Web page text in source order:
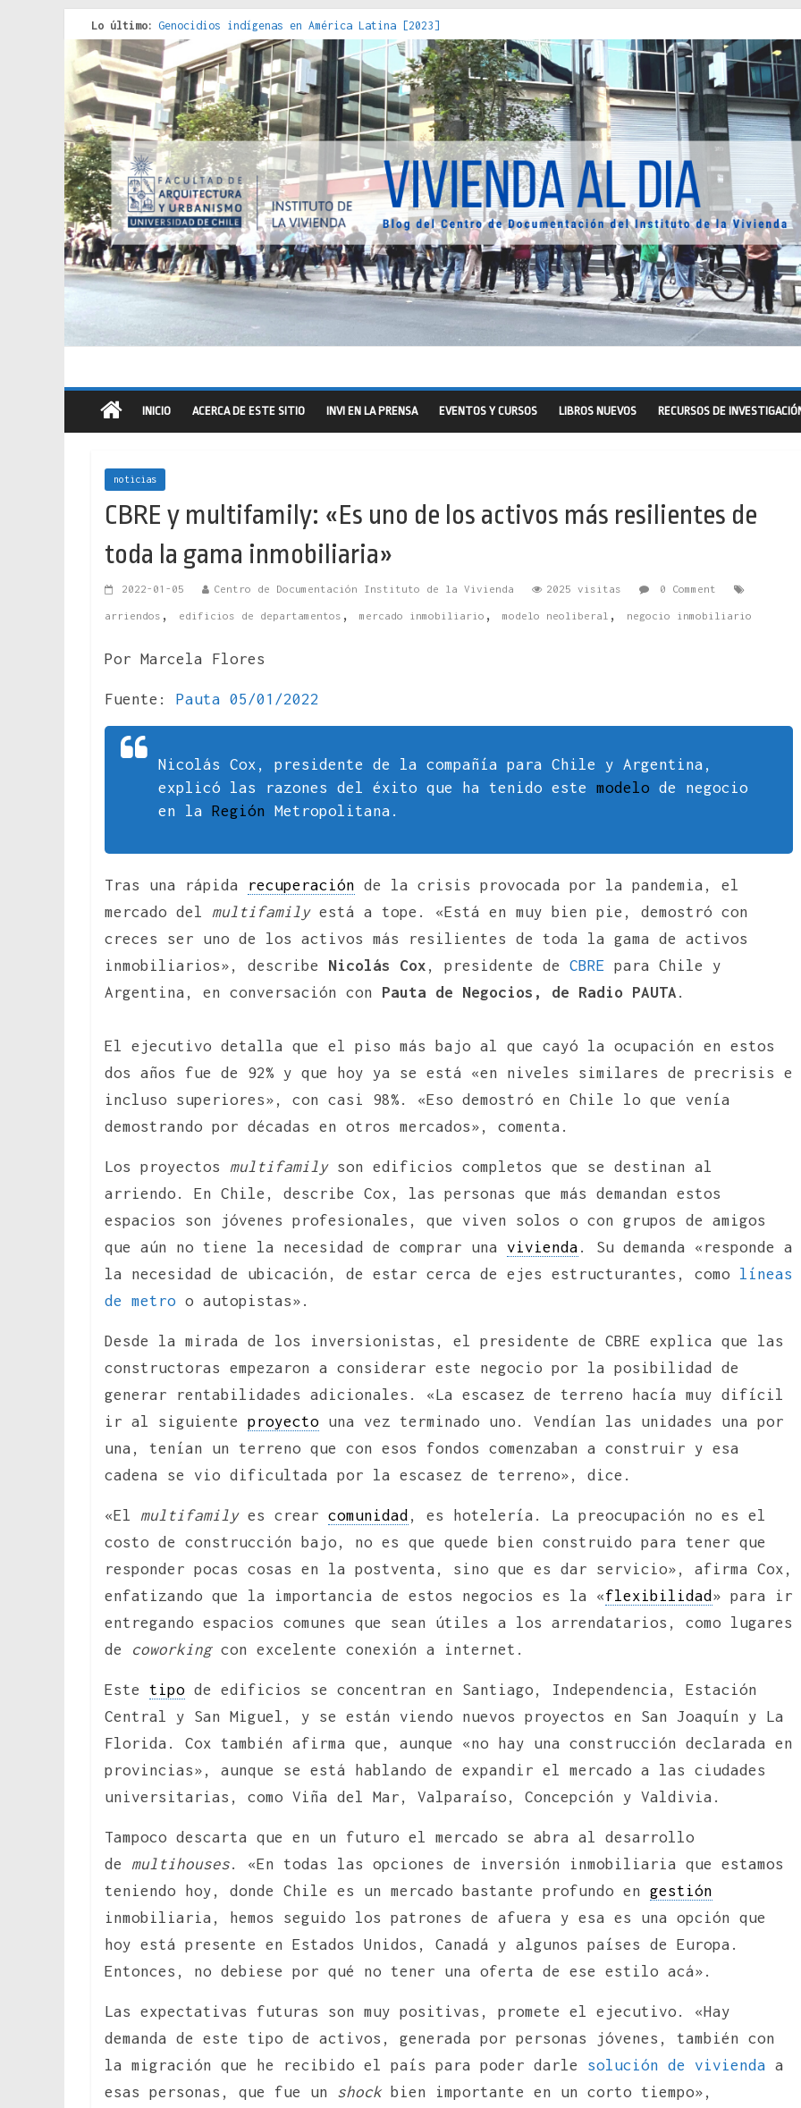
Lo último: Genocidios indígenas en América Latina [2023]
Estudios sobre la espacialización de los Estados : políticas, prácticas y representaciones [2022]
Donde el pedernal choca con el acero : hacia una teoría crítica de las fronteras latinoamericanas
Criterios técnicos para una vivienda adecuada [2019]
Red de consultorios de la Caja del Seguro Obrero en Santiago : un patrimonio emblemático [2014]
INICIO ACERCA DE ESTE SITIO INVI EN LA PRENSA EVENTOS Y CURSOS LIBROS NUEVOS RECURSOS DE
noticias
CBRE y multifamily: «Es uno de los activos más resilientes de
toda la gama inmobiliaria»
2022-01-05 Centro de Documentación Instituto de la Vivienda 2025 visitas 0 Comment
arriendos , edificios de departamentos , mercado inmobiliario , modelo neoliberal , negocio inmobiliario
Por Marcela Flores
Fuente: Pauta 05/01/2022
Nicolás Cox, presidente de la compañía para Chile y Argentina,
explicó las razones del éxito que ha tenido este modelo de negocio
en la Región Metropolitana.
Tras una rápida recuperación de la crisis provocada por la pandemia, el
mercado del multifamilyestá a tope. «Está en muy bien pie, demostró con
creces ser uno de los activos más resilientes de toda la gama de activos
inmobiliarios», describe Nicolás Cox , presidente de CBRE para Chile y
Argentina, en conversación con Pauta de Negocios, de Radio PAUTA .
El ejecutivo detalla que el piso más bajo al que cayó la ocupación en estos
dos años fue de 92% y que hoy ya se está «en niveles similares de precrisis e
incluso superiores», con casi 98%. «Eso demostró en Chile lo que venía
demostrando por décadas en otros mercados», comenta.
Los proyectos multifamilyson edificios completos que se destinan al
arriendo. En Chile, describe Cox, las personas que más demandan estos
espacios son jóvenes profesionales, que viven solos o con grupos de amigos
que aún no tiene la necesidad de comprar una vivienda . Su demanda «responde a
la necesidad de ubicación, de estar cerca de ejes estructurantes, como líneas
de metro o autopistas».
Desde la mirada de los inversionistas, el presidente de CBRE explica que las
constructoras empezaron a considerar este negocio por la posibilidad de
generar rentabilidades adicionales. «La escasez de terreno hacía muy difícil
ir al siguiente proyecto una vez terminado uno. Vendían las unidades una por
una, tenían un terreno que con esos fondos comenzaban a construir y esa
cadena se vio dificultada por la escasez de terreno», dice.
«El multifamilyes crear comunidad , es hotelería. La preocupación no es el
costo de construcción bajo, no es que quede bien construido para tener que
responder pocas cosas en la postventa, sino que es dar servicio», afirma Cox,
enfatizando que la importancia de estos negocios es la «flexibilidad» para ir
entregando espacios comunes que sean útiles a los arrendatarios, como lugares
de coworkingcon excelente conexión a internet.
Este tipo de edificios se concentran en Santiago, Independencia, Estación
Central y San Miguel, y se están viendo nuevos proyectos en San Joaquín y La
Florida. Cox también afirma que, aunque «no hay una construcción declarada en
provincias», aunque se está hablando de expandir el mercado a las ciudades
universitarias, como Viña del Mar, Valparaíso, Concepción y Valdivia.
Tampoco descarta que en un futuro el mercado se abra al desarrollo
de multihouses. «En todas las opciones de inversión inmobiliaria que estamos
teniendo hoy, donde Chile es un mercado bastante profundo en gestión
inmobiliaria, hemos seguido los patrones de afuera y esa es una opción que
hoy está presente en Estados Unidos, Canadá y algunos países de Europa.
Entonces, no debiese por qué no tener una oferta de ese estilo acá».
Las expectativas futuras son muy positivas, promete el ejecutivo. «Hay
demanda de este tipo de activos, generada por personas jóvenes, también con
la migración que he recibido el país para poder darle solución de vivienda a
esas personas, que fue un shockbien importante en un corto tiempo»,